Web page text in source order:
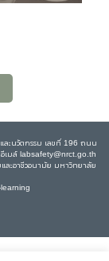
ละนวัตกรรม เลขที่ 196 ถนน
เมล์ labsafety@nrct.go.th
ะอาชีวอนามัย มหาวิทยาลัย